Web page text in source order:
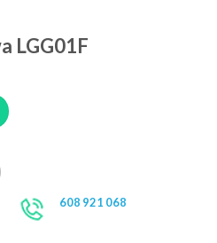
LGG01F
608 921 068